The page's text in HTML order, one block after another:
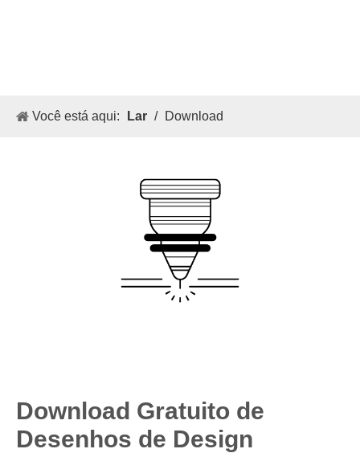
Você está aqui: Lar / Download
Download Gratuito de
Desenhos de Design